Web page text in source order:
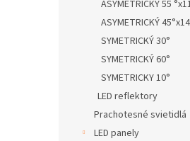
ASYMETRICKÝ 55
ASYMETRICKÝ
SYMETRICKÝ 30°
SYMETRICKÝ 60°
SYMETRICKY 10°
LED reflektory
Prachotesné svietidlá
LED panely